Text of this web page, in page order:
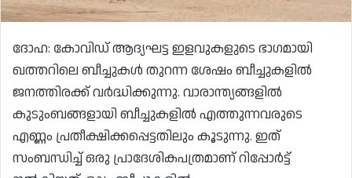
ദോഹ: കോവിഡ് ആദ്യഘട്ട ഇളവുകളുടെ ഭാഗമായി
ഖത്തറിലെ ബീച്ചുകൾ തുറന്ന ശേഷം ബീച്ചുകളിൽ
ജനത്തിരക്ക് വർദ്ധിക്കുന്നു. വാരാന്ത്യങ്ങളിൽ
കുടുംബങ്ങളായി ബീച്ചുകളിൽ എത്തുന്നവരുടെ
എണ്ണം പ്രതീക്ഷിക്കപ്പെട്ടതിലും കൂടുന്നു. ഇത്
സംബന്ധിച്ച് ഒരു പ്രാദേശികപത്രമാണ് റിപ്പോർട്ട്